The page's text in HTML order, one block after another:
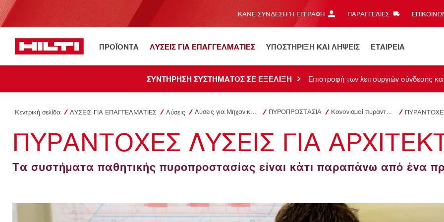
ΚΆΝΕ ΣΎΝΔΕΣΗ Ή ΕΓΓΡΑΦΉ ΠΑΡΑΓΓΕΛΙΕΣ
ΠΡΟΪΟΝΤΑ ΛΥΣΕΙΣ ΓΙΑ ΕΠΑΓΓΕΛΜΑΤΙΕΣ ΥΠΟΣΤΗΡΙΞΗ ΚΑΙ ΛΗΨΕΙΣ ΕΤΑΙΡΕΙΑ
ΣΥΝΤΗΡΗΣΗ ΣΥΣΤΗΜΑΤΟΣ ΣΕ ΕΞΕΛΙΞΗ Επιστροφή των λειτουργιών σύνδεσης
Κεντρική σελίδα ΛΥΣΕΙΣ ΓΙΑ ΕΠΑΓΓΕΛΜΑΤΙΕΣ Λύσεις ΠΥΡΟΠΡΟΣΤΑΣΙΑ
ΠΥΡΑΝΤΟΧΕΣ ΛΥΣΕΙΣ ΓΙΑ
Τα συστήματα παθητικής πυροπροστασίας είναι κάτι παραπάνω από ένα